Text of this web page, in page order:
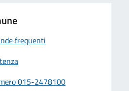
frequenti
015-2478100